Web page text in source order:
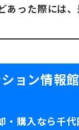
あった際には
ョン情報
・購入なら千